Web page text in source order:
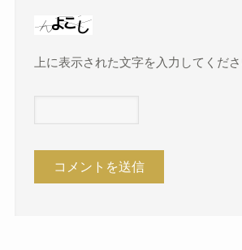
上に表示された文字を入力してくださ